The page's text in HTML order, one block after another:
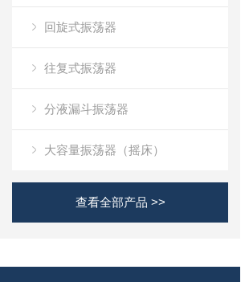
回旋式振荡器
往复式振荡器
分液漏斗振荡器
大容量振荡器（摇床）
查看全部产品 >>